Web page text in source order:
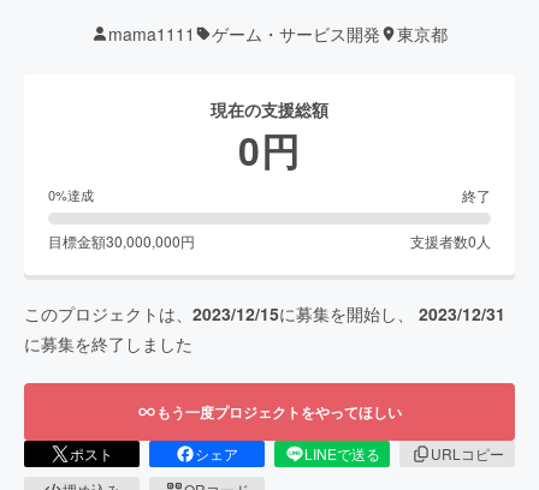
mama1111 ゲーム・サービス開発 東京都
現在の支援総額
0円
0%達成 終了
目標金額30,000,000円 支援者数0 人
このプロジェクトは、 2023/12/15に募集を開始し、 2023/12/31
に募集を終了しました
もう一度プロジェクトをやってほしい
ポスト シェア LINEで送る
URLコピー